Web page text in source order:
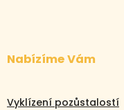
Nabízíme Vám
Vyklízení pozůstalostí